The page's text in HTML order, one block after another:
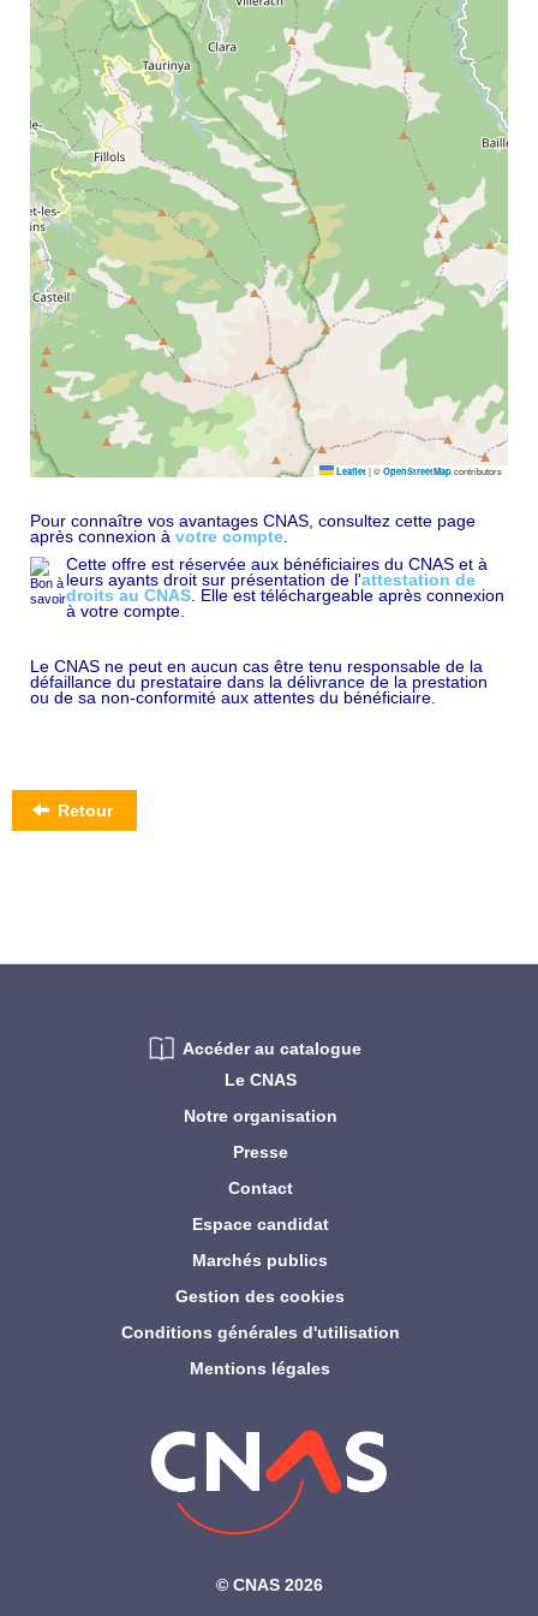
Leaflet |© OpenStreetMap contributors
Pour connaître vos avantages CNAS, consultez cette page
après connexion à votre compte.
Cette offre est réservée aux bénéficiaires du CNAS et à
leurs ayants droit sur présentation de l'attestation de
droits au CNAS. Elle est téléchargeable après connexion
à votre compte.
Le CNAS ne peut en aucun cas être tenu responsable de la
défaillance du prestataire dans la délivrance de la prestation
ou de sa non-conformité aux attentes du bénéficiaire.
Retour
©‎ CNAS 2026
Le CNAS
Notre organisation
Presse
Contact
Espace candidat
Marchés publics
Gestion des cookies
Conditions générales d'utilisation
Mentions légales
Accéder au catalogue